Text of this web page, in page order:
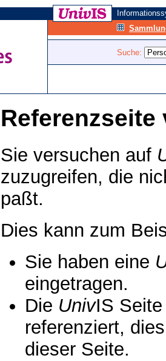
Suche:
Referenzseite
Sie versuchen auf
zuzugreifen, die
paßt.
Dies kann zum
Sie haben eine
eingetragen.
Die UnivIS
referenziert,
dieser Seite.